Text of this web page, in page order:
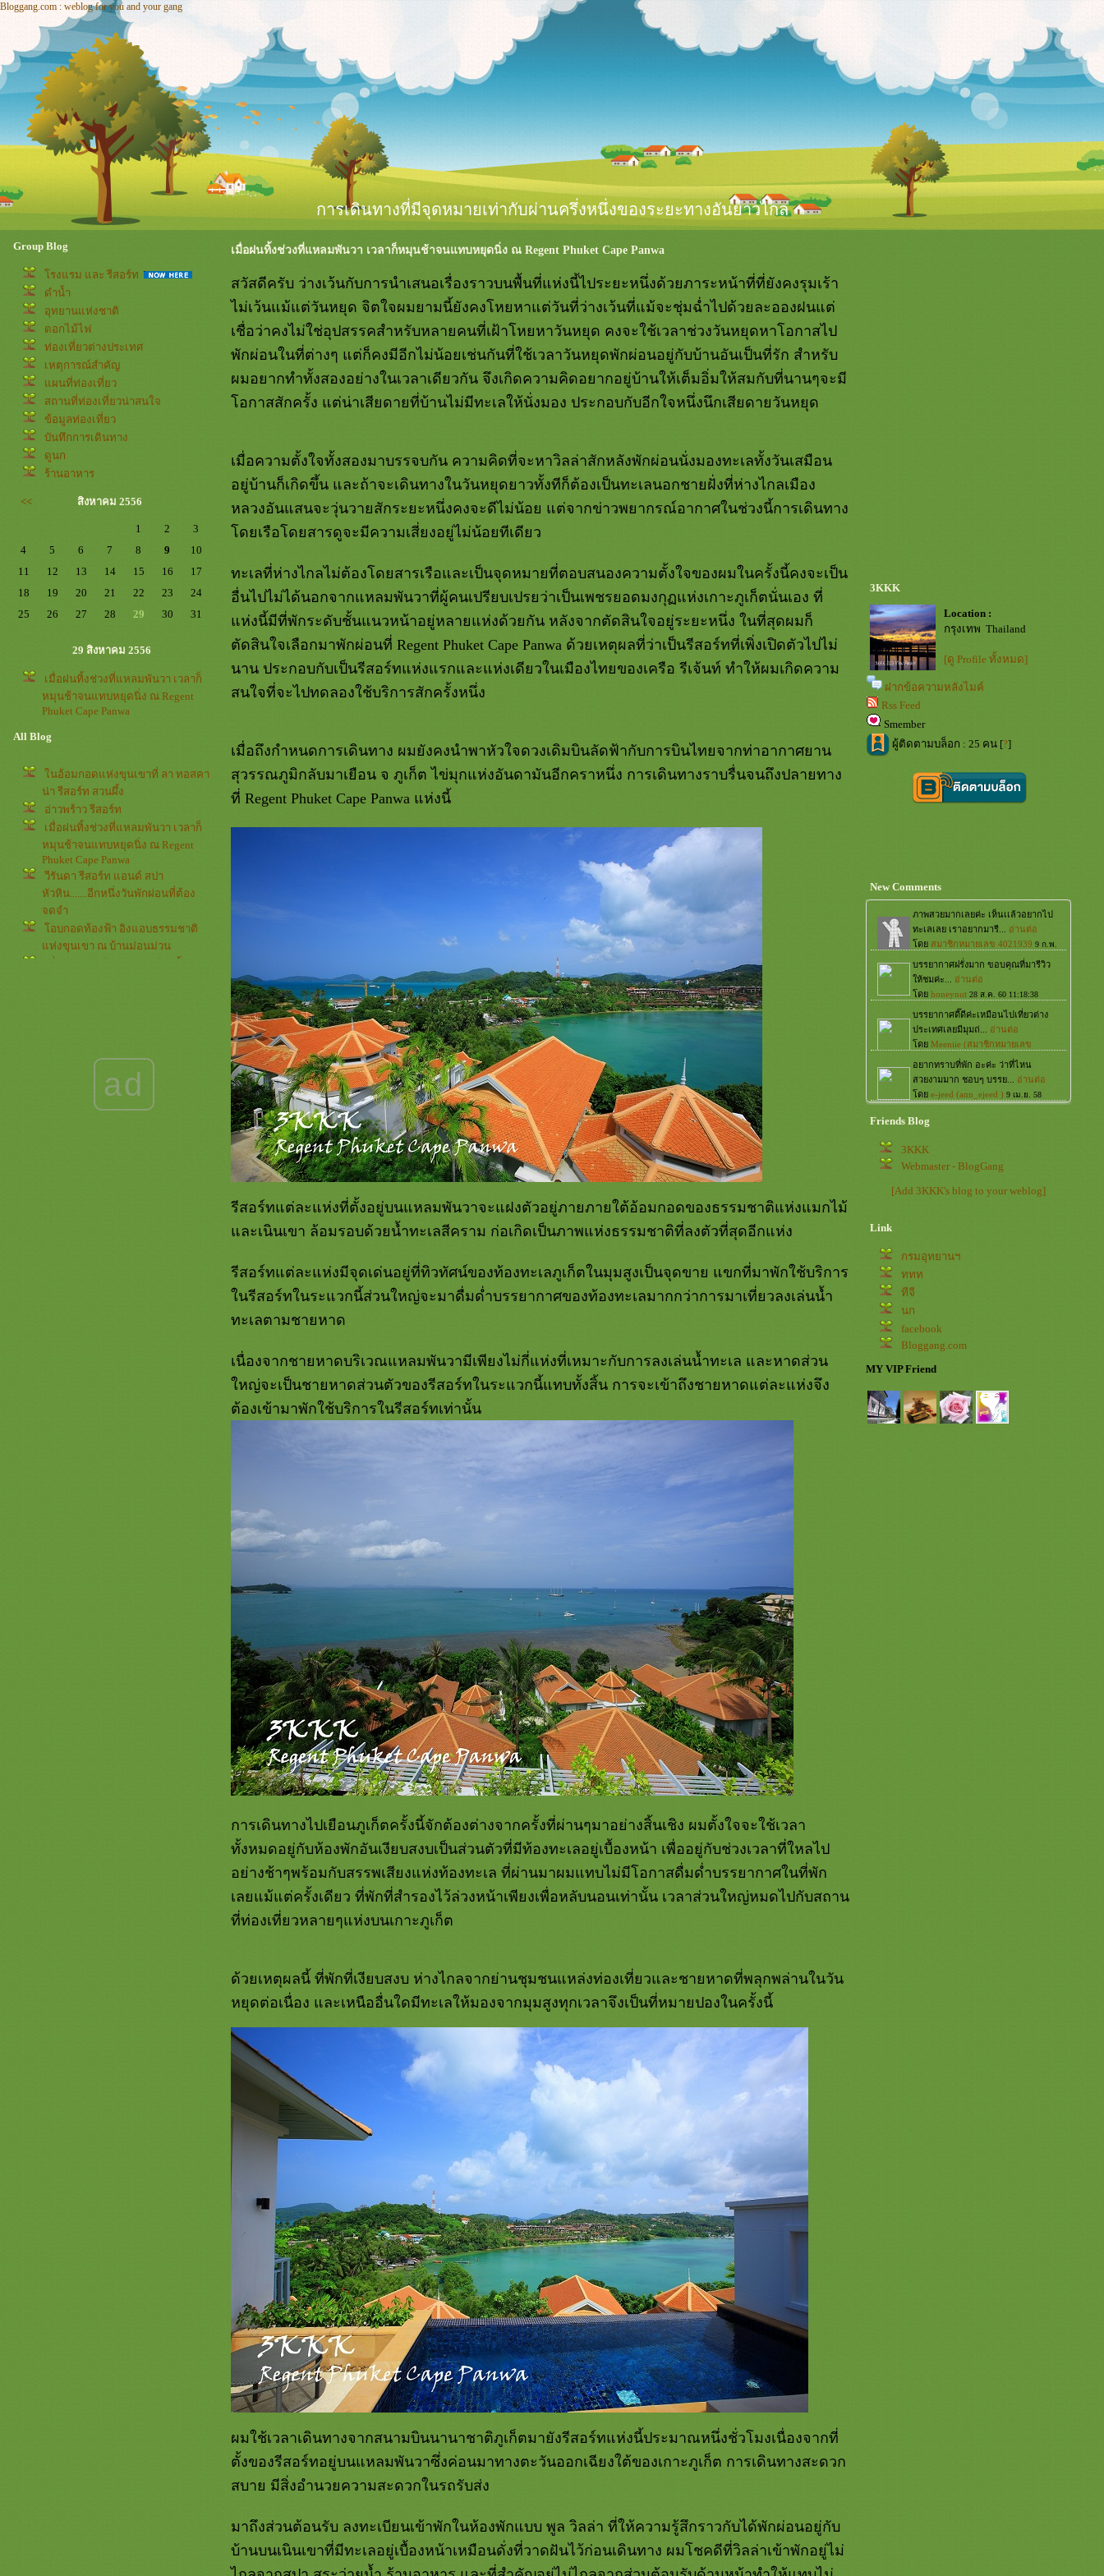
Bloggang.com : weblog for you and your gang
การเดินทางที่มีจุดหมายเท่ากับผ่านครึ่งหนึ่งของระยะทางอันยาวไกล
Group Blog
รงแรม และ รีสอร์ท
ดำน้ำ
อุทยานแห่งชาติ
ดอกไม้ไฟ
ท่องเที่ยวต่างประเทศ
เหตุการณ์สำคัญ
ผนที่ท่องเที่ยว
สถานที่ท่องเที่ยวน่าสนใจ
ข้อมูลท่องเที่ยว
บันทึกการเดินทาง
ดูนก
ร้านอาหาร
<< สิงหาคม 2556
1 2
3
4
5 6 7 8 9
10
11
12 13 14 15 16
17
18
19 20 21 22 23
24
25
26 27 28 29 30 31
29 สิงหาคม 2556
เมื่อฝนทิ้งช่วงที่แหลมพันวา เวลาก็
หมุนช้าจนแทบหยุดนิ่ง ณ Regent
Phuket Cape Panwa
All Blog
นอ้อมกอดแห่งขุนเขาที่ ลา ทอสคา
น่า รีสอร์ท สวนผึ้ง
อ่าวพร้าว รีสอร์ท
เมื่อฝนทิ้งช่วงที่แหลมพันวา เวลาก็
หมุนช้าจนแทบหยุดนิ่ง ณ Regent
Phuket Cape Panwa
วีรันดา รีสอร์ท แอนด์ สปา
หัวหิน.......อีกหนึ่งวันพักผ่อนที่ต้อง
จดจำ
อบกอดท้องฟ้า อิงแอบธรรมชาติ
ห่งขุนเขา ณ บ้านม่อนม่วน
JW Marriott Khao Lak Resort and Spa
................วันพักผ่อนหลังเจ็ดปีผ่าน กว่า
จะทำใจให้ยอมรับad
เมื่อฝนทิ้งช่วงที่แหลมพันวา เวลาก็หมุนช้าจนแทบหยุดนิ่ง ณ Regent Phuket Cape Panwa
สวัสดีครับ ว่างเว้นกับการนำเสนอเรื่องราวบนพื้นที่แห่งนี้ไประยะหนึ่งด้วยภาระหน้าที่ที่ยังคงรุมเร้า
ไม่เว้นแม้แต่วันหยุด จิตใจผมยามนี้ยังคงโหยหาแต่วันที่ว่างเว้นที่แม้จะชุ่มฉ่ำไปด้วยละอองฝนแต่
เชื่อว่าคงไม่ใช่อุปสรรคสำหรับหลายคนที่เฝ้าโหยหาวันหยุด คงจะใช้เวลาช่วงวันหยุดหาโอกาสไป
พักผ่อนในที่ต่างๆ แต่ก็คงมีอีกไม่น้อยเช่นกันที่ใช้เวลาวันหยุดพักผ่อนอยู่กับบ้านอันเป็นที่รัก สำหรับ
ผมอยากทำทั้งสองอย่างในเวลาเดียวกัน จึงเกิดความคิดอยากอยู่บ้านให้เต็มอิ่มให้สมกับที่นานๆจะมี
อกาสสักครั้ง แต่น่าเสียดายที่บ้านไม่มีทะเลให้นั่งมอง ประกอบกับอีกใจหนึ่งนึกเสียดายวันหยุด
เมื่อความตั้งใจทั้งสองมาบรรจบกัน ความคิดที่จะหาวิลล่าสักหลังพักผ่อนนั่งมองทะเลทั้งวันเสมือน
อยู่บ้านก็เกิดขึ้น และถ้าจะเดินทางในวันหยุดยาวทั้งทีก็ต้องเป็นทะเลนอกชายฝั่งที่ห่างไกลเมือง
หลวงอันแสนจะวุ่นวายสักระยะหนึ่งคงจะดีไม่น้อย แต่จากข่าวพยากรณ์อากาศในช่วงนี้การเดินทาง
ดยเรือโดยสารดูจะมีความเสี่ยงอยู่ไม่น้อยทีเดียว
ทะเลที่ห่างไกลไม่ต้องโดยสารเรือและเป็นจุดหมายที่ตอบสนองความตั้งใจของผมในครั้งนี้คงจะเป็น
อื่นไปไม่ได้นอกจากแหลมพันวาที่ผู้คนเปรียบเปรยว่าเป็นเพชรยอดมงกุฏแห่งเกาะภูเก็ตนั่นเอง ที่
ห่งนี้มีที่พักระดับชั้นแนวหน้าอยู่หลายแห่งด้วยกัน หลังจากตัดสินใจอยู่ระยะหนึ่ง ในที่สุดผมก็
ตัดสินใจเลือกมาพักผ่อนที่ Regent Phuket Cape Panwa ด้วยเหตุผลที่ว่าเป็นรีสอร์ทที่เพิ่งเปิดตัวไปไม่
นาน ประกอบกับเป็นรีสอร์ทแห่งแรกและแห่งเดียวในเมืองไทยของเครือ รีเจ้นท์ ทำให้ผมเกิดความ
สนใจที่จะไปทดลองใช้บริการสักครั้งหนึ่ง
เมื่อถึงกำหนดการเดินทาง ผมยังคงนำพาหัวใจดวงเดิมบินลัดฟ้ากับการบินไทยจากท่าอากาศยาน
สุวรรณภูมิกลับมาเยือน จ ภูเก็ต ไข่มุกแห่งอันดามันอีกคราหนึ่ง การเดินทางราบรื่นจนถึงปลายทาง
ที่ Regent Phuket Cape Panwa แห่งนี้
รีสอร์ทแต่ละแห่งที่ตั้งอยู่บนแหลมพันวาจะแฝงตัวอยู่ภายภายใต้อ้อมกอดของธรรมชาติแห่งแมกไม้
ละเนินเขา ล้อมรอบด้วยน้ำทะเลสีคราม ก่อเกิดเป็นภาพแห่งธรรมชาติที่ลงตัวที่สุดอีกแห่ง
รีสอร์ทแต่ละแห่งมีจุดเด่นอยู่ที่ทิวทัศน์ของท้องทะเลภูเก็ตในมุมสูงเป็นจุดขาย แขกที่มาพักใช้บริการ
นรีสอร์ทในระแวกนี้ส่วนใหญ่จะมาดื่มด่ำบรรยากาศของท้องทะเลมากกว่าการมาเที่ยวลงเล่นน้ำ
ทะเลตามชายหาด
เนื่องจากชายหาดบริเวณแหลมพันวามีเพียงไม่กี่แห่งที่เหมาะกับการลงเล่นน้ำทะเล และหาดส่วน
หญ่จะเป็นชายหาดส่วนตัวของรีสอร์ทในระแวกนี้แทบทั้งสิ้น การจะเข้าถึงชายหาดแต่ละแห่งจึง
ต้องเข้ามาพักใช้บริการในรีสอร์ทเท่านั้น
การเดินทางไปเยือนภูเก็ตครั้งนี้จักต้องต่างจากครั้งที่ผ่านๆมาอย่างสิ้นเชิง ผมตั้งใจจะใช้เวลา
ทั้งหมดอยู่กับห้องพักอันเงียบสงบเป็นส่วนตัวที่มีท้องทะเลอยู่เบื้องหน้า เพื่ออยู่กับช่วงเวลาที่ใหลไป
อย่างช้าๆพร้อมกับสรรพเสียงแห่งท้องทะเล ที่ผ่านมาผมแทบไม่มีโอกาสดื่มด่ำบรรยากาศในที่พัก
เลยแม้แต่ครั้งเดียว ที่พักที่สำรองไว้ล่วงหน้าเพียงเพื่อหลับนอนเท่านั้น เวลาส่วนใหญ่หมดไปกับสถาน
ที่ท่องเที่ยวหลายๆแห่งบนเกาะภูเก็ต
ด้วยเหตุผลนี้ ที่พักที่เงียบสงบ ห่างไกลจากย่านชุมชนแหล่งท่องเที่ยวและชายหาดที่พลุกพล่านในวัน
หยุดต่อเนื่อง และเหนืออื่นใดมีทะเลให้มองจากมุมสูงทุกเวลาจึงเป็นที่หมายปองในครั้งนี้
ผมใช้เวลาเดินทางจากสนามบินนานาชาติภูเก็ตมายังรีสอร์ทแห่งนี้ประมาณหนึ่งชั่วโมงเนื่องจากที่
ตั้งของรีสอร์ทอยู่บนแหลมพันวาซึ่งค่อนมาทางตะวันออกเฉียงใต้ของเกาะภูเก็ต การเดินทางสะดวก
สบาย มีสิ่งอำนวยความสะดวกในรถรับส่ง
มาถึงส่วนต้อนรับ ลงทะเบียนเข้าพักในห้องพักแบบ พูล วิลล่า ที่ให้ความรู้สึกราวกับได้พักผ่อนอยู่กับ
บ้านบนเนินเขาที่มีทะเลอยู่เบื้องหน้าเหมือนดั่งที่วาดฝันไว้ก่อนเดินทาง ผมโชคดีที่วิลล่าเข้าพักอยู่ไม่
3KKK
Location :
กรุงเทพ Thailand
[ดู Profile ทั้งหมด]
ฝากข้อความหลังไมค์
Rss Feed
Smember
ผู้ติดตามบล็อก : 25 คน [?]
New Comments
Friends Blog
3KKK
Webmaster - BlogGang
[Add 3KKK's blog to your weblog]
Link
กรมอุทยานฯ
ททท
ทีจี
นก
facebook
Bloggang.com
MY VIP Friend